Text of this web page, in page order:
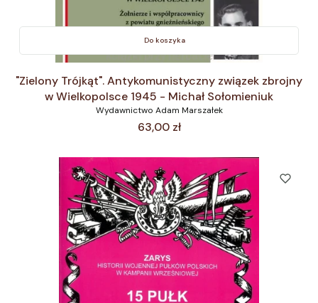
Do koszyka
"Zielony Trójkąt". Antykomunistyczny związek zbrojny
w Wielkopolsce 1945 - Michał Sołomieniuk
Wydawnictwo Adam Marszałek
Cena
63,00 zł